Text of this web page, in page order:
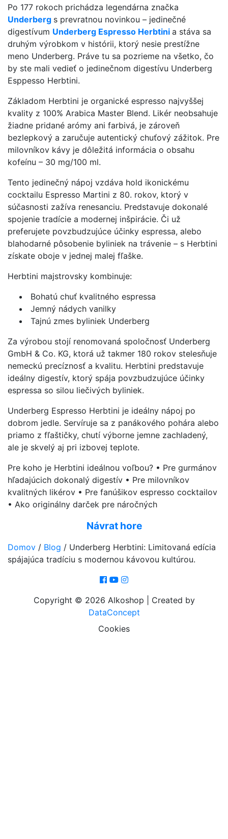
Po 177 rokoch prichádza legendárna značka
Underberg s prevratnou novinkou – jedinečné
digestívum Underberg Espresso Herbtini a stáva sa
druhým výrobkom v histórii, ktorý nesie prestížne
meno Underberg. Práve tu sa pozrieme na všetko, čo
by ste mali vedieť o jedinečnom digestívu Underberg
Esppesso Herbtini.
Základom Herbtini je organické espresso najvyššej
kvality z 100% Arabica Master Blend. Likér neobsahuje
žiadne pridané arómy ani farbivá, je zároveň
bezlepkový a zaručuje autentický chuťový zážitok. Pre
milovníkov kávy je dôležitá informácia o obsahu
kofeínu – 30 mg/100 ml.
Tento jedinečný nápoj vzdáva hold ikonickému
cocktailu Espresso Martini z 80. rokov, ktorý v
súčasnosti zažíva renesanciu. Predstavuje dokonalé
spojenie tradície a modernej inšpirácie. Či už
preferujete povzbudzujúce účinky espressa, alebo
blahodarné pôsobenie byliniek na trávenie – s Herbtini
získate oboje v jednej malej fľaške.
Herbtini majstrovsky kombinuje:
Bohatú chuť kvalitného espressa
Jemný nádych vanilky
Tajnú zmes byliniek Underberg
Za výrobou stojí renomovaná spoločnosť Underberg
GmbH & Co. KG, ktorá už takmer 180 rokov stelesňuje
nemeckú precíznosť a kvalitu. Herbtini predstavuje
ideálny digestív, ktorý spája povzbudzujúce účinky
espressa so silou liečivých byliniek.
Underberg Espresso Herbtini je ideálny nápoj po
dobrom jedle. Servíruje sa z panákového pohára alebo
priamo z fľaštičky, chutí výborne jemne zachladený,
ale je skvelý aj pri izbovej teplote.
Pre koho je Herbtini ideálnou voľbou? • Pre gurmánov
hľadajúcich dokonalý digestív • Pre milovníkov
kvalitných likérov • Pre fanúšikov espresso cocktailov
• Ako originálny darček pre náročných
Návrat hore
Domov / Blog / Underberg Herbtini: Limitovaná edícia
spájajúca tradíciu s modernou kávovou kultúrou.
Copyright © 2026 Alkoshop | Created by
DataConcept
Cookies